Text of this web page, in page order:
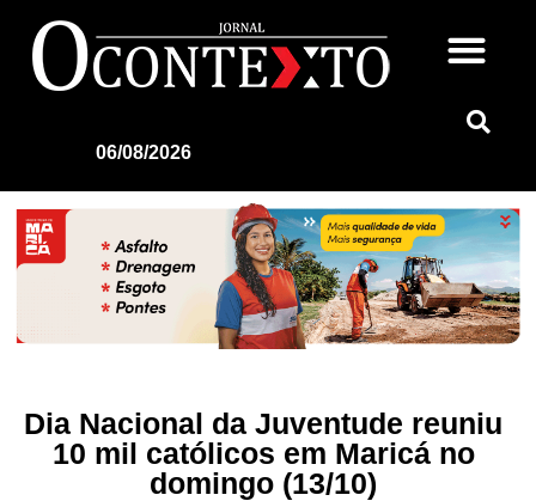
06/08/2026
Dia Nacional da Juventude reuniu
10 mil católicos em Maricá no
domingo (13/10)